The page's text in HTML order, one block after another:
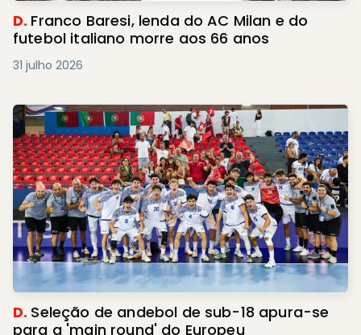
D. Franco Baresi, lenda do AC Milan e do
futebol italiano morre aos 66 anos
31 julho 2026
D. Seleção de andebol de sub-18 apura-se
para a 'main round' do Europeu